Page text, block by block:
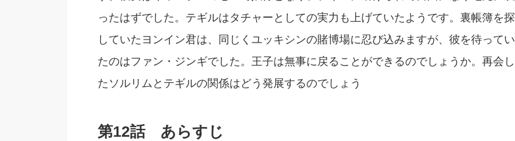
ったはずでした。テギルはタチャーとしての実力も上げていたようです。裏帳簿を探
していたヨンイン君は、同じくユッキシンの賭博場に忍び込みますが、彼を待ってい
たのはファン・ジンギでした。王子は無事に戻ることができるのでしょうか。再会し
たソルリムとテギルの関係はどう発展するのでしょう
第12話 あらすじ